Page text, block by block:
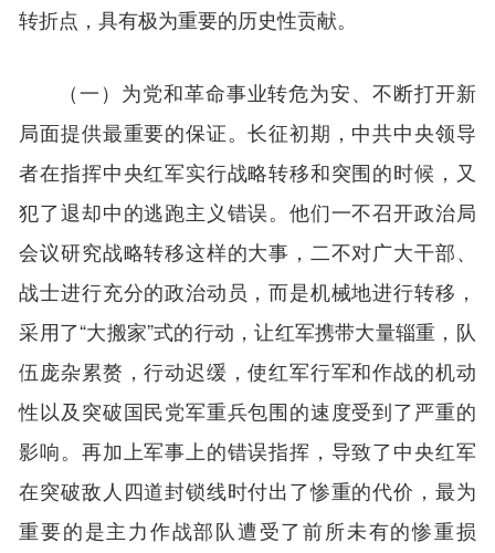
转折点，具有极为重要的历史性贡献。
（一）为党和革命事业转危为安、不断打开新
局面提供最重要的保证。长征初期，中共中央领导
者在指挥中央红军实行战略转移和突围的时候，又
犯了退却中的逃跑主义错误。他们一不召开政治局
会议研究战略转移这样的大事，二不对广大干部、
战士进行充分的政治动员，而是机械地进行转移，
采用了“大搬家”式的行动，让红军携带大量辎重，队
伍庞杂累赘，行动迟缓，使红军行军和作战的机动
性以及突破国民党军重兵包围的速度受到了严重的
影响。再加上军事上的错误指挥，导致了中央红军
在突破敌人四道封锁线时付出了惨重的代价，最为
重要的是主力作战部队遭受了前所未有的惨重损